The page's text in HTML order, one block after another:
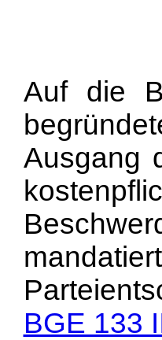
Auf die
Ausgang
BGE 133